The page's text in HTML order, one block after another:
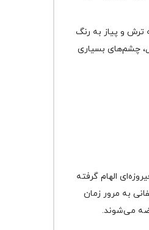
و پیاز به رنگ
چشم‌های بسیاری
الهام گرفته
به مرور زمان
می‌شوند.